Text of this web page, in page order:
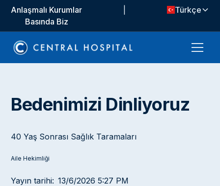
Anlaşmalı Kurumlar
Basında Biz
Türkçe
Bedenimizi Dinliyoruz
40 Yaş Sonrası Sağlık Taramaları
Aile Hekimliği
Yayın tarihi: 13/6/2026 5:27 PM